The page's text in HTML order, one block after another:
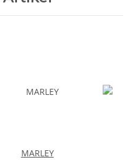
MARLEY